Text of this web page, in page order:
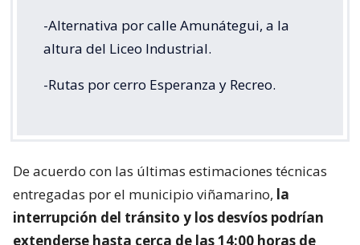
-Alternativa por calle Amunátegui, a la
altura del Liceo Industrial.
-Rutas por cerro Esperanza y Recreo.
De acuerdo con las últimas estimaciones técnicas
entregadas por el municipio viñamarino, la
interrupción del tránsito y los desvíos podrían
extenderse hasta cerca de las 14:00 horas de